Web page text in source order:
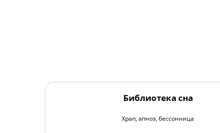
Библиотека сна
Храп, апноэ, бессонница